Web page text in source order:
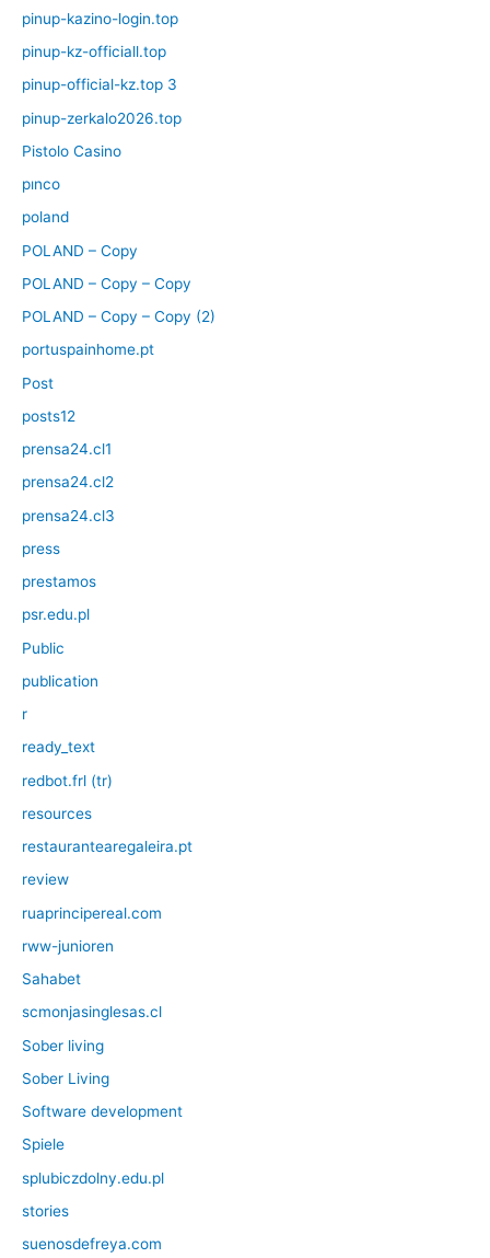
pinup-kazino-login.top
pinup-kz-officiall.top
pinup-official-kz.top 3
pinup-zerkalo2026.top
Pistolo Casino
pınco
poland
POLAND – Copy
POLAND – Copy – Copy
POLAND – Copy – Copy (2)
portuspainhome.pt
Post
posts12
prensa24.cl1
prensa24.cl2
prensa24.cl3
press
prestamos
psr.edu.pl
Public
publication
r
ready_text
redbot.frl (tr)
resources
restaurantearegaleira.pt
review
ruaprincipereal.com
rww-junioren
Sahabet
scmonjasinglesas.cl
Sober living
Sober Living
Software development
Spiele
splubiczdolny.edu.pl
stories
suenosdefreya.com